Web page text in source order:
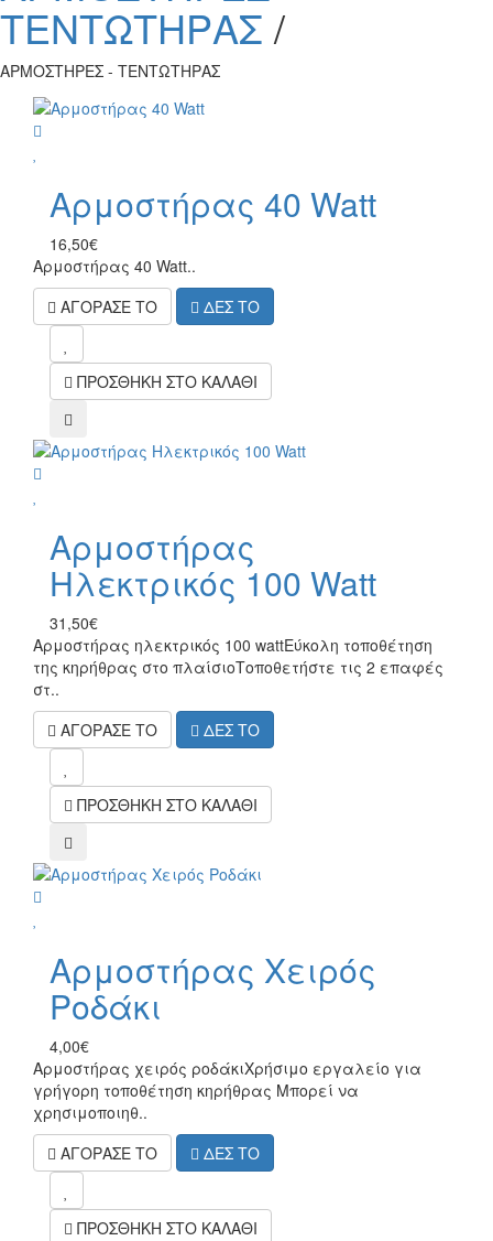
ΤΕΝΤΩΤΗΡΑΣ/
ΑΡΜΟΣΤΗΡΕΣ - ΤΕΝΤΩΤΗΡΑΣ
Αρμοστήρας 40 Watt
16,50€
Αρμοστήρας 40 Watt..
ΑΓΟΡΑΣΕ ΤΟ
ΔΕΣ ΤΟ
ΠΡΟΣΘΗΚΗ ΣΤΟ ΚΑΛΑΘΙ
compare
Αρμοστήρας
Ηλεκτρικός 100 Watt
31,50€
Αρμοστήρας ηλεκτρικός 100 watt Εύκολη τοποθέτηση
της κηρήθρας στο πλαίσιοΤοποθετήστε τις 2 επαφές
στ..
ΑΓΟΡΑΣΕ ΤΟ
ΔΕΣ ΤΟ
ΠΡΟΣΘΗΚΗ ΣΤΟ ΚΑΛΑΘΙ
compare
Αρμοστήρας Χειρός
Ροδάκι
4,00€
Αρμοστήρας χειρός ροδάκιΧρήσιμο εργαλείο για
γρήγορη τοποθέτηση κηρήθρας Μπορεί να
χρησιμοποιηθ..
ΑΓΟΡΑΣΕ ΤΟ
ΔΕΣ ΤΟ
ΠΡΟΣΘΗΚΗ ΣΤΟ ΚΑΛΑΘΙ